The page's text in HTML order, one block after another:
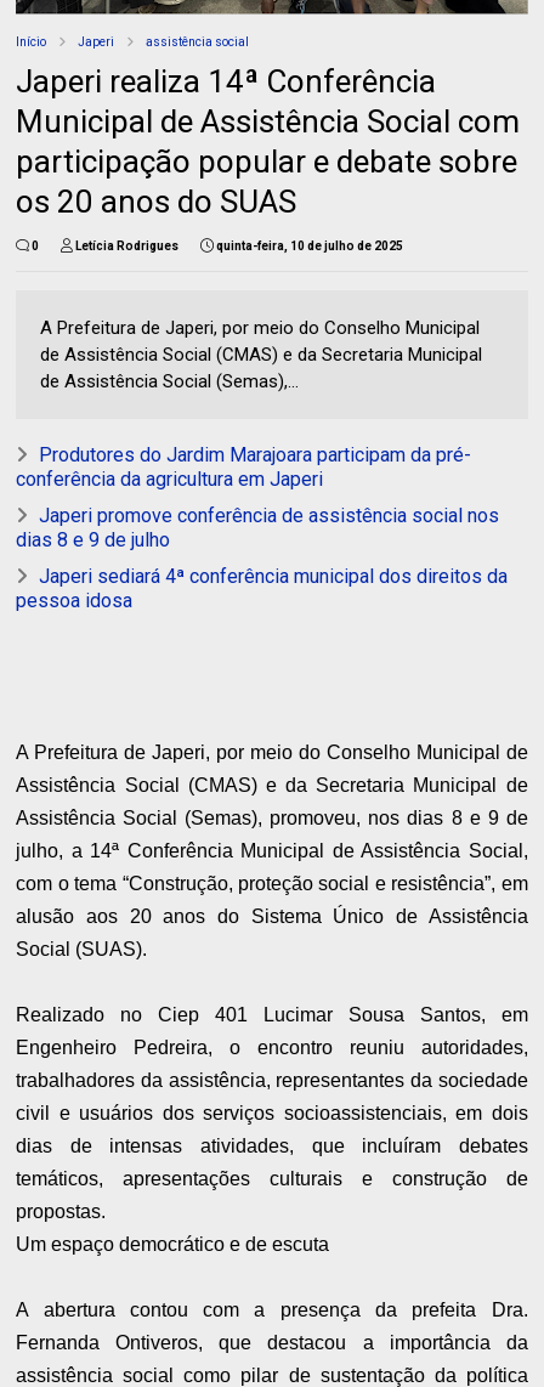
Início Japeri assistência social
Japeri realiza 14ª Conferência
Municipal de Assistência Social com
participação popular e debate sobre
os 20 anos do SUAS
0 Letícia Rodrigues quinta-feira, 10 de julho de 2025
A Prefeitura de Japeri, por meio do Conselho Municipal
de Assistência Social (CMAS) e da Secretaria Municipal
de Assistência Social (Semas),...
Produtores do Jardim Marajoara participam da pré-
conferência da agricultura em Japeri
Japeri promove conferência de assistência social nos
dias 8 e 9 de julho
Japeri sediará 4ª conferência municipal dos direitos da
pessoa idosa
A Prefeitura de Japeri, por meio do Conselho Municipal de
Assistência Social (CMAS) e da Secretaria Municipal de
Assistência Social (Semas), promoveu, nos dias 8 e 9 de
julho, a 14ª Conferência Municipal de Assistência Social,
com o tema “Construção, proteção social e resistência”, em
alusão aos 20 anos do Sistema Único de Assistência
Social (SUAS).
Realizado no Ciep 401 Lucimar Sousa Santos, em
Engenheiro Pedreira, o encontro reuniu autoridades,
trabalhadores da assistência, representantes da sociedade
civil e usuários dos serviços socioassistenciais, em dois
dias de intensas atividades, que incluíram debates
temáticos, apresentações culturais e construção de
propostas.
Um espaço democrático e de escuta
A abertura contou com a presença da prefeita Dra.
Fernanda Ontiveros, que destacou a importância da
assistência social como pilar de sustentação da política